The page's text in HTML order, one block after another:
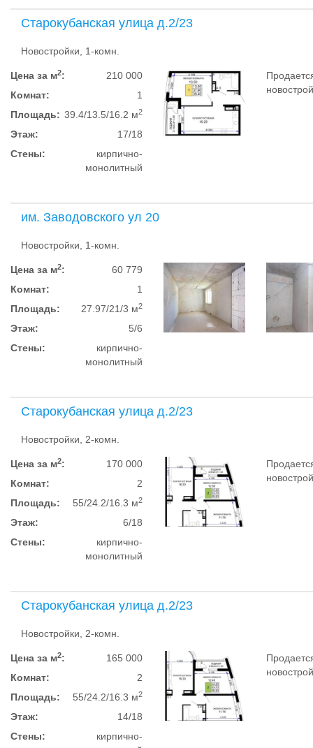
Старокубанская улица д.2/23
Новостройки, 1-комн.
Цена за м2:
210 000
Комнат:
1
Площадь: 39.4/13.5/16.2 м2
Этаж:
17/18
Стены:
кирпично-
монолитный
им. Заводовского ул 20
Новостройки, 1-комн.
Цена за м2:
60 779
Комнат:
1
Площадь:
27.97/21/3 м2
Этаж:
5/6
Стены:
кирпично-
монолитный
Старокубанская улица д.2/23
Новостройки, 2-комн.
Цена за м2:
170 000
Комнат:
2
Площадь:
55/24.2/16.3 м2
Этаж:
6/18
Стены:
кирпично-
монолитный
Старокубанская улица д.2/23
Новостройки, 2-комн.
Цена за м2:
165 000
Комнат:
2
Площадь:
55/24.2/16.3 м2
Этаж:
14/18
Стены:
кирпично-